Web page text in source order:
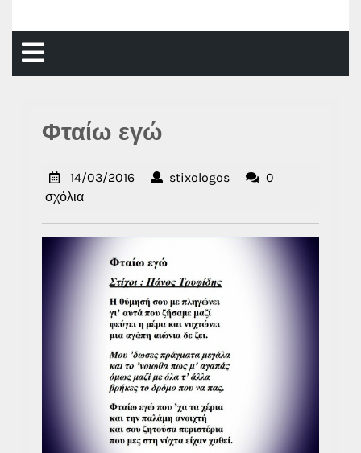
Άνοιγμα
Φταίω εγώ
14/03/201614/03/2016stixologosstixologos
0
σχόλια